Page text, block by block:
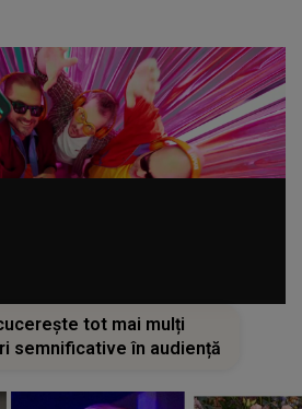
tot mai mulți
semnificative în audiență